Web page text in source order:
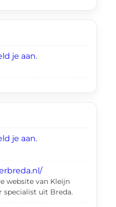
je aan.
je aan.
website van Kleijn
specialist uit Breda.